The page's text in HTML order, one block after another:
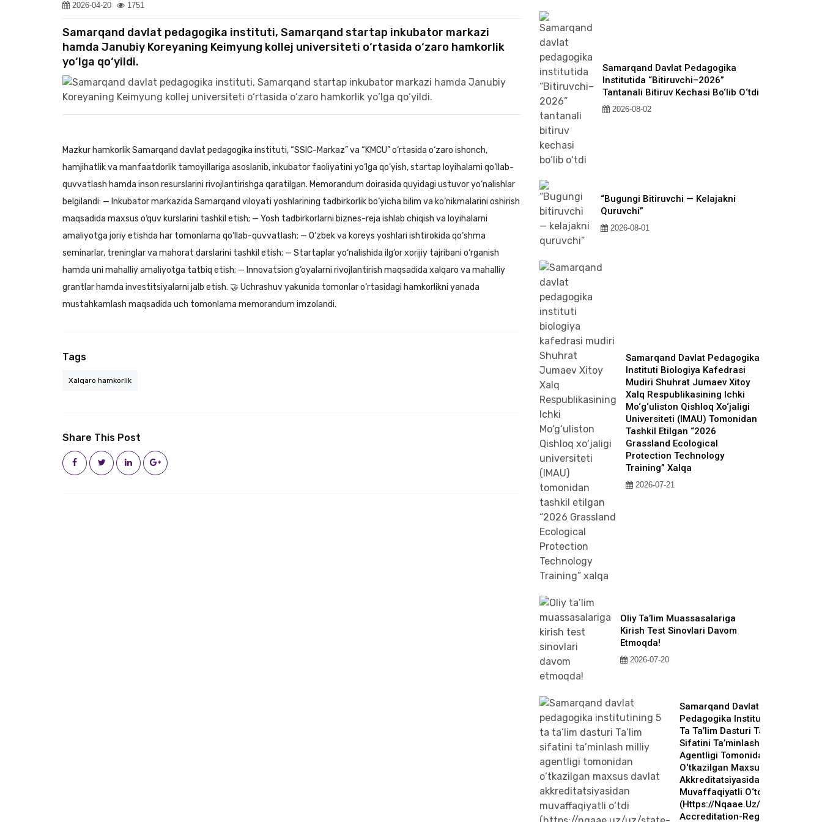
2026-04-20 1751
Samarqand davlat pedagogika instituti, Samarqand startap inkubator markazi
hamda Janubiy Koreyaning Keimyung kollej universiteti o‘rtasida o‘zaro hamkorlik
yo‘lga qo‘yildi.
Mazkur hamkorlik Samarqand davlat pedagogika instituti, “SSIC-Markaz” va “KMCU” o‘rtasida o‘zaro ishonch,
hamjihatlik va manfaatdorlik tamoyillariga asoslanib, inkubator faoliyatini yo‘lga qo‘yish, startap loyihalarni qo‘llab-
quvvatlash hamda inson resurslarini rivojlantirishga qaratilgan. Memorandum doirasida quyidagi ustuvor yo‘nalishlar
belgilandi: — Inkubator markazida Samarqand viloyati yoshlarining tadbirkorlik bo‘yicha bilim va ko‘nikmalarini oshirish
maqsadida maxsus o‘quv kurslarini tashkil etish; — Yosh tadbirkorlarni biznes-reja ishlab chiqish va loyihalarni
amaliyotga joriy etishda har tomonlama qo‘llab-quvvatlash; — O‘zbek va koreys yoshlari ishtirokida qo‘shma
seminarlar, treninglar va mahorat darslarini tashkil etish; — Startaplar yo‘nalishida ilg‘or xorijiy tajribani o‘rganish
hamda uni mahalliy amaliyotga tatbiq etish; — Innovatsion g‘oyalarni rivojlantirish maqsadida xalqaro va mahalliy
grantlar hamda investitsiyalarni jalb etish. 🤝 Uchrashuv yakunida tomonlar o‘rtasidagi hamkorlikni yanada
mustahkamlash maqsadida uch tomonlama memorandum imzolandi.
Tags
Xalqaro hamkorlik
Share This Post
Samarqand Davlat Pedagogika
Institutida “Bitiruvchi–2026”
Tantanali Bitiruv Kechasi Bo‘lib O‘tdi
2026-08-02
“Bugungi Bitiruvchi — Kelajakni
Quruvchi”
2026-08-01
Samarqand Davlat Pedagogika
Instituti Biologiya Kafedrasi
Mudiri Shuhrat Jumaev Xitoy
Xalq Respublikasining Ichki
Mo‘g‘uliston Qishloq Xo‘jaligi
Universiteti (IMAU) Tomonidan
Tashkil Etilgan “2026
Grassland Ecological
Protection Technology
Training” Xalqa
2026-07-21
Oliy Ta’lim Muassasalariga
Kirish Test Sinovlari Davom
Etmoqda!
2026-07-20
Samarqand Davlat
Pedagogika Institutining 5
Ta Ta’lim Dasturi Ta’lim
Sifatini Ta’minlash Milliy
Agentligi Tomonidan
O‘tkazilgan Maxsus Davlat
Akkreditatsiyasidan
Muvaffaqiyatli O‘tdi
(https://nqaae.uz/uz/state-
Accreditation-Register?qr-